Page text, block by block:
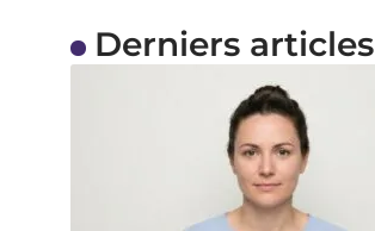
Derniers articles